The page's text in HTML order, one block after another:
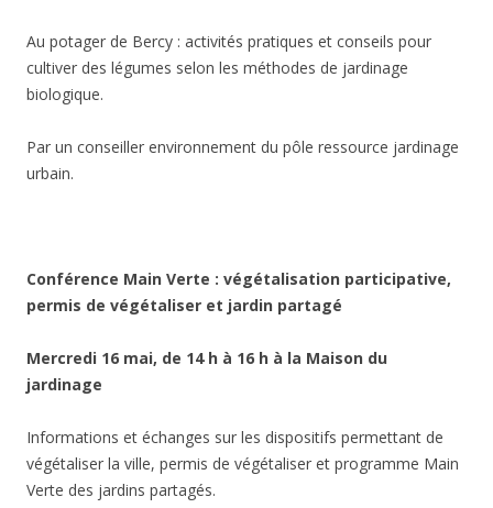
Au potager de Bercy : activités pratiques et conseils pour
cultiver des légumes selon les méthodes de jardinage
biologique.
Par un conseiller environnement du pôle ressource jardinage
urbain.
Conférence Main Verte : végétalisation participative,
permis de végétaliser et jardin partagé
Mercredi 16 mai, de 14 h à 16 h à la Maison du
jardinage
Informations et échanges sur les dispositifs permettant de
végétaliser la ville, permis de végétaliser et programme Main
Verte des jardins partagés.